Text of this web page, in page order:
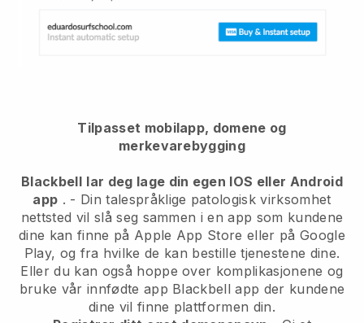
Tilpasset mobilapp, domene og
merkevarebygging
Blackbell lar deg lage din egen IOS eller Android
app . - Din talespråklige patologisk virksomhet
nettsted vil slå seg sammen i en app som kundene
dine kan finne på Apple App Store eller på Google
Play, og fra hvilke de kan bestille tjenestene dine.
Eller du kan også hoppe over komplikasjonene og
bruke vår innfødte app Blackbell app der kundene
dine vil finne plattformen din.